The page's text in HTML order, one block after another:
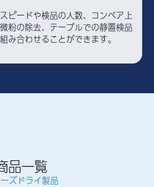
ピードや検品の人数、コンベア上
粉の除去、テーブルでの静置検品
み合わせることができます。
品一覧
ズドライ製品